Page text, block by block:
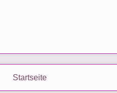
Startseite